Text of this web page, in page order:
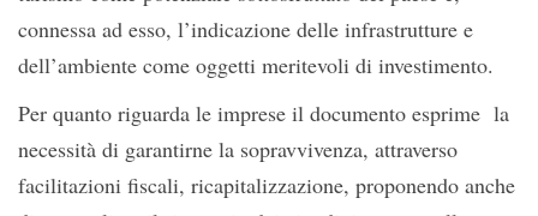
connessa ad esso, l’indicazione delle infrastrutture e
dell’ambiente come oggetti meritevoli di investimento.
Per quanto riguarda le imprese il documento esprime la
necessità di garantirne la sopravvivenza, attraverso
facilitazioni fiscali, ricapitalizzazione, proponendo anche